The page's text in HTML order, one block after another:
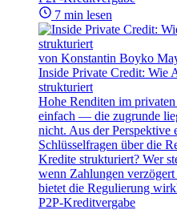
7 min lesen
von Konstantin Boyko
Inside Private Credit: Wie
strukturiert
Hohe Renditen im
einfach — die zugrunde
nicht. Aus der Perspektive
Schlüsselfragen über die
Kredite strukturiert? Wer
wenn Zahlungen
bietet die Regulierung
P2P-Kreditvergabe